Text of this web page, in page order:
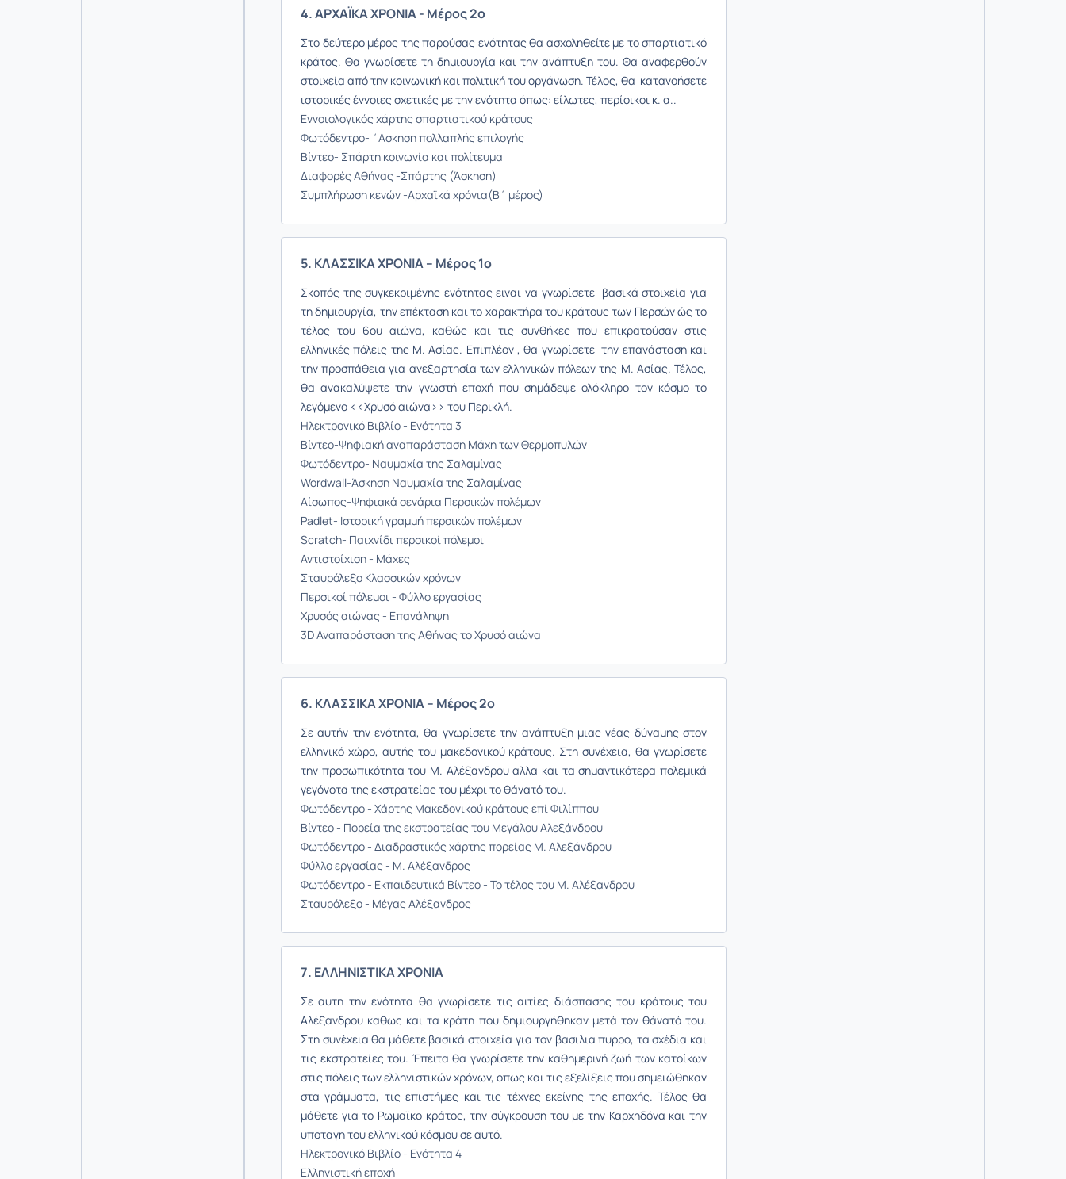
4. ΑΡΧΑΪΚΑ ΧΡΟΝΙΑ - Μέρος 2ο
Στο δεύτερο μέρος της παρούσας ενότητας θα ασχοληθείτε με το σπαρτιατικό
κράτος. Θα γνωρίσετε τη δημιουργία και την ανάπτυξη του. Θα αναφερθούν
στοιχεία από την κοινωνική και πολιτική του οργάνωση. Τέλος, θα κατανοήσετε
ιστορικές έννοιες σχετικές με την ενότητα όπως: είλωτες, περίοικοι κ. α..
Εννοιολογικός χάρτης σπαρτιατικού κράτους
Φωτόδεντρο- ΄Ασκηση πολλαπλής επιλογής
Βίντεο- Σπάρτη κοινωνία και πολίτευμα
Διαφορές Αθήνας -Σπάρτης (Άσκηση)
Συμπλήρωση κενών -Αρχαϊκά χρόνια(Β΄ μέρος)
5. ΚΛΑΣΣΙΚΑ ΧΡΟΝΙΑ – Μέρος 1ο
Σκοπός της συγκεκριμένης ενότητας ειναι να γνωρίσετε βασικά στοιχεία για
τη δημιουργία, την επέκταση και το χαρακτήρα του κράτους των Περσών ώς το
τέλος του 6oυ αιώνα, καθώς και τις συνθήκες που επικρατούσαν στις
ελληνικές πόλεις της Μ. Ασίας. Επιπλέον , θα γνωρίσετε την επανάσταση και
την προσπάθεια για ανεξαρτησία των ελληνικών πόλεων της Μ. Ασίας. Τέλος,
θα ανακαλύψετε την γνωστή εποχή που σημάδεψε ολόκληρο τον κόσμο το
λεγόμενο <<Χρυσό αιώνα>> του Περικλή.
Ηλεκτρονικό Βιβλίο - Ενότητα 3
Βίντεο-Ψηφιακή αναπαράσταση Μάχη των Θερμοπυλών
Φωτόδεντρο- Ναυμαχία της Σαλαμίνας
Wordwall-Άσκηση Ναυμαχία της Σαλαμίνας
Αίσωπος-Ψηφιακά σενάρια Περσικών πολέμων
Padlet- Ιστορική γραμμή περσικών πολέμων
Scratch- Παιχνίδι περσικοί πόλεμοι
Αντιστοίχιση - Μάχες
Σταυρόλεξο Κλασσικών χρόνων
Περσικοί πόλεμοι - Φύλλο εργασίας
Χρυσός αιώνας - Επανάληψη
3D Αναπαράσταση της Αθήνας το Χρυσό αιώνα
6. ΚΛΑΣΣΙΚΑ ΧΡΟΝΙΑ – Μέρος 2ο
Σε αυτήν την ενότητα, θα γνωρίσετε την ανάπτυξη μιας νέας δύναμης στον
ελληνικό χώρο, αυτής του μακεδονικού κράτους. Στη συνέχεια, θα γνωρίσετε
την προσωπικότητα του Μ. Αλέξανδρου αλλα και τα σημαντικότερα πολεμικά
γεγόνοτα της εκστρατείας του μέχρι το θάνατό του.
Φωτόδεντρο - Χάρτης Μακεδονικού κράτους επί Φιλίππου
Βίντεο - Πορεία της εκστρατείας του Μεγάλου Αλεξάνδρου
Φωτόδεντρο - Διαδραστικός χάρτης πορείας Μ. Αλεξάνδρου
Φύλλο εργασίας - Μ. Αλέξανδρος
Φωτόδεντρο - Εκπαιδευτικά Βίντεο - Το τέλος του Μ. Αλέξανδρου
Σταυρόλεξο - Μέγας Αλέξανδρος
7. ΕΛΛΗΝΙΣΤΙΚΑ ΧΡΟΝΙΑ
Σε αυτη την ενότητα θα γνωρίσετε τις αιτίες διάσπασης του κράτους του
Αλέξανδρου καθως και τα κράτη που δημιουργήθηκαν μετά τον θάνατό του.
Στη συνέχεια θα μάθετε βασικά στοιχεία για τον βασιλια πυρρο, τα σχέδια και
τις εκστρατείες του. Έπειτα θα γνωρίσετε την καθημερινή ζωή των κατοίκων
στις πόλεις των ελληνιστικών χρόνων, οπως και τις εξελίξεις που σημειώθηκαν
στα γράμματα, τις επιστήμες και τις τέχνες εκείνης της εποχής. Τέλος θα
μάθετε για το Ρωμαϊκο κράτος, την σύγκρουση του με την Καρχηδόνα και την
υποταγη του ελληνικού κόσμου σε αυτό.
Ηλεκτρονικό Βιβλίο - Ενότητα 4
Ελληνιστική εποχή